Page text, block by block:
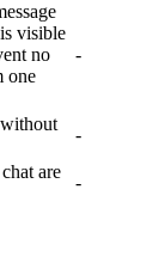
visible
no
one
-
-
are
-